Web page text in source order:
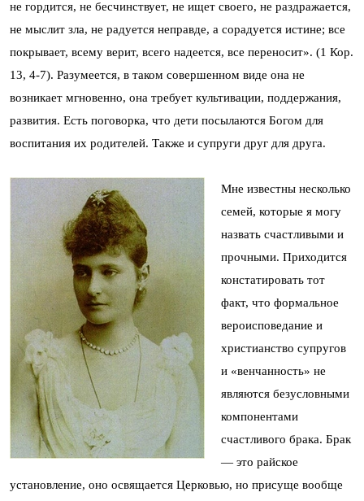
не гордится, не бесчинствует, не ищет своего, не раздражается,
не мыслит зла, не радуется неправде, а сорадуется истине; все
покрывает, всему верит, всего надеется, все переносит». (1 Кор.
13, 4-7). Разумеется, в таком совершенном виде она не
возникает мгновенно, она требует культивации, поддержания,
развития. Есть поговорка, что дети посылаются Богом для
воспитания их родителей. Также и супруги друг для друга.
Мне известны несколько
семей, которые я могу
назвать счастливыми и
прочными. Приходится
констатировать тот
факт, что формальное
вероисповедание и
христианство супругов
и «венчанность» не
являются безусловными
компонентами
счастливого брака. Брак
— это райское
установление, оно освящается Церковью, но присуще вообще